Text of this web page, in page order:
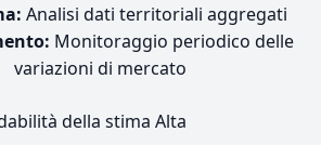
Analisi dati territoriali aggregati
Monitoraggio periodico delle
variazioni di mercato
della stima Alta